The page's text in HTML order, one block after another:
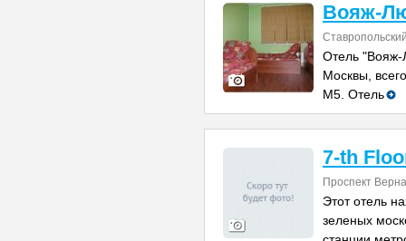
Вояж-
Отель "Вояж-
Москвы,
М5. Отель
7-th
Проспект
Этот отель
зеленых